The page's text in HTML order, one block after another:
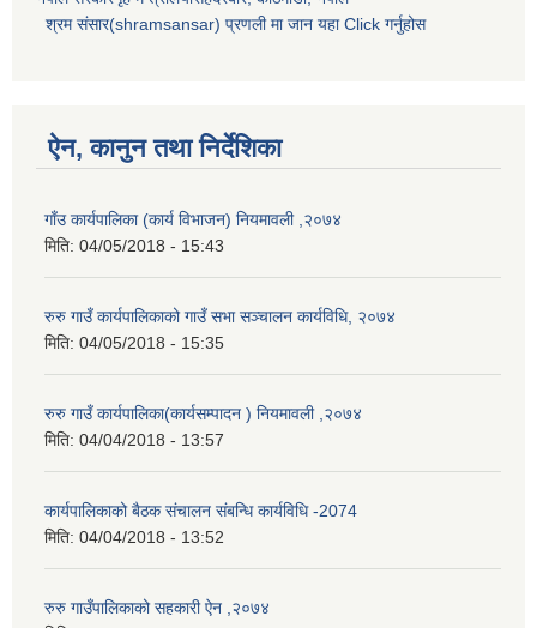
श्रम संसार(shramsansar) प्रणली मा जान यहा Click गर्नुहोस
ऐन, कानुन तथा निर्देशिका
गाँउ कार्यपालिका (कार्य विभाजन) नियमावली ,२०७४
मिति: 04/05/2018 - 15:43
रुरु गाउँ कार्यपालिकाको गाउँ सभा सञ्चालन कार्यविधि, २०७४
मिति: 04/05/2018 - 15:35
रुरु गाउँ कार्यपालिका(कार्यसम्पादन ) नियमावली ,२०७४
मिति: 04/04/2018 - 13:57
कार्यपालिकाको बैठक संचालन संबन्धि कार्यविधि -2074
मिति: 04/04/2018 - 13:52
रुरु गाउँपालिकाको सहकारी ऐन ,२०७४